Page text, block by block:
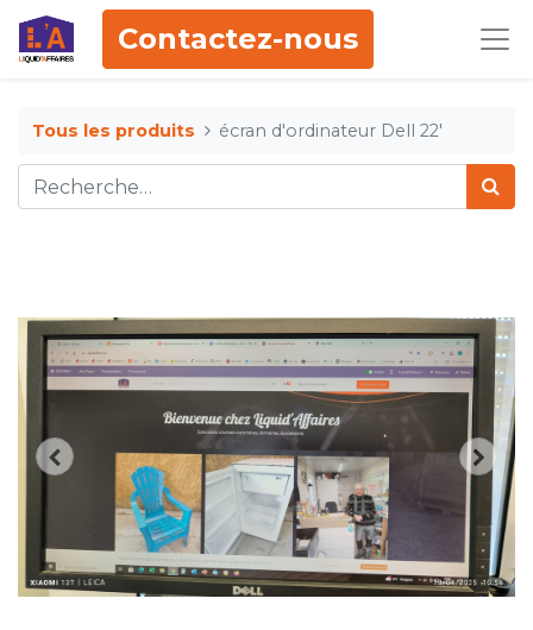
Contactez-nous
Tous les produits écran d'ordinateur Dell 22'